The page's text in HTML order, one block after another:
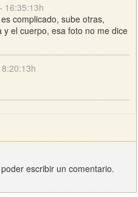
16:35:13h
complicado, sube otras,
el cuerpo, esa foto no me dice
escribir un comentario.